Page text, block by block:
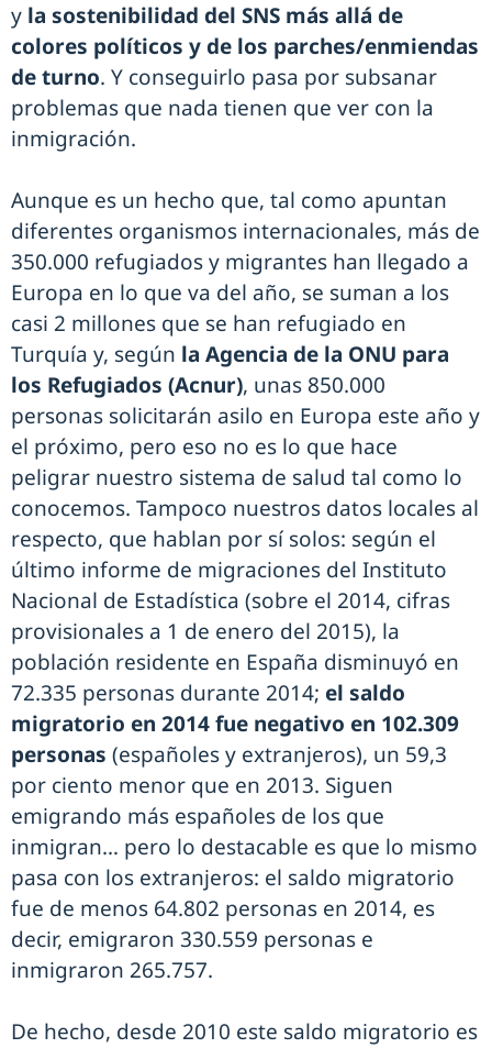
y la sostenibilidad del SNS más allá de
colores políticos y de los parches/enmiendas
de turno. Y conseguirlo pasa por subsanar
problemas que nada tienen que ver con la
inmigración.
Aunque es un hecho que, tal como apuntan
diferentes organismos internacionales, más de
350.000 refugiados y migrantes han llegado a
Europa en lo que va del año, se suman a los
casi 2 millones que se han refugiado en
Turquía y, según la Agencia de la ONU para
los Refugiados (Acnur), unas 850.000
personas solicitarán asilo en Europa este año y
el próximo, pero eso no es lo que hace
peligrar nuestro sistema de salud tal como lo
conocemos. Tampoco nuestros datos locales al
respecto, que hablan por sí solos: según el
último informe de migraciones del Instituto
Nacional de Estadística (sobre el 2014, cifras
provisionales a 1 de enero del 2015), la
población residente en España disminuyó en
72.335 personas durante 2014; el saldo
migratorio en 2014 fue negativo en 102.309
personas (españoles y extranjeros), un 59,3
por ciento menor que en 2013. Siguen
emigrando más españoles de los que
inmigran… pero lo destacable es que lo mismo
pasa con los extranjeros: el saldo migratorio
fue de menos 64.802 personas en 2014, es
decir, emigraron 330.559 personas e
inmigraron 265.757.
De hecho, desde 2010 este saldo migratorio es